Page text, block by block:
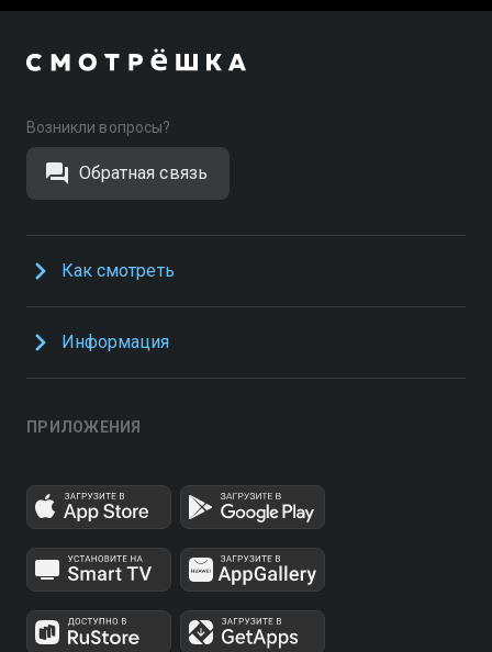
Возникли вопросы?
Обратная связь
Как смотреть
Информация
ПРИЛОЖЕНИЯ